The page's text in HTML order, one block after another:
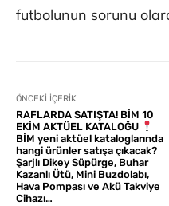
futbolunun sorunu
ÖNCEKI İÇERIK
RAFLARDA SATIŞTA! BİM 10
EKİM AKTÜEL KATALOĞU
BİM yeni aktüel kataloglarında
hangi ürünler satışa çıkacak?
Şarjlı Dikey Süpürge, Buhar
Kazanlı Ütü, Mini Buzdolabı,
Hava Pompası ve Akü Takviye
Cihazı…